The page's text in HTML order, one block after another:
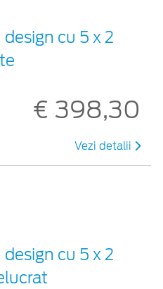
cu 5 x 2
€ 398,30
Vezi detalii
cu 5 x 2